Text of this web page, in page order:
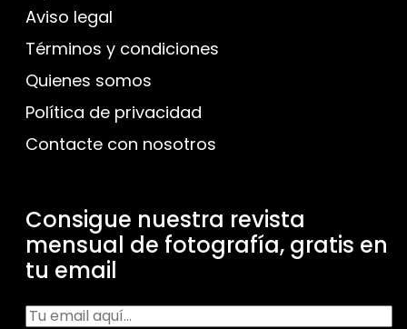
Aviso legal
Términos y condiciones
Quienes somos
Política de privacidad
Contacte con nosotros
Consigue nuestra revista
mensual de fotografía, gratis en
tu email